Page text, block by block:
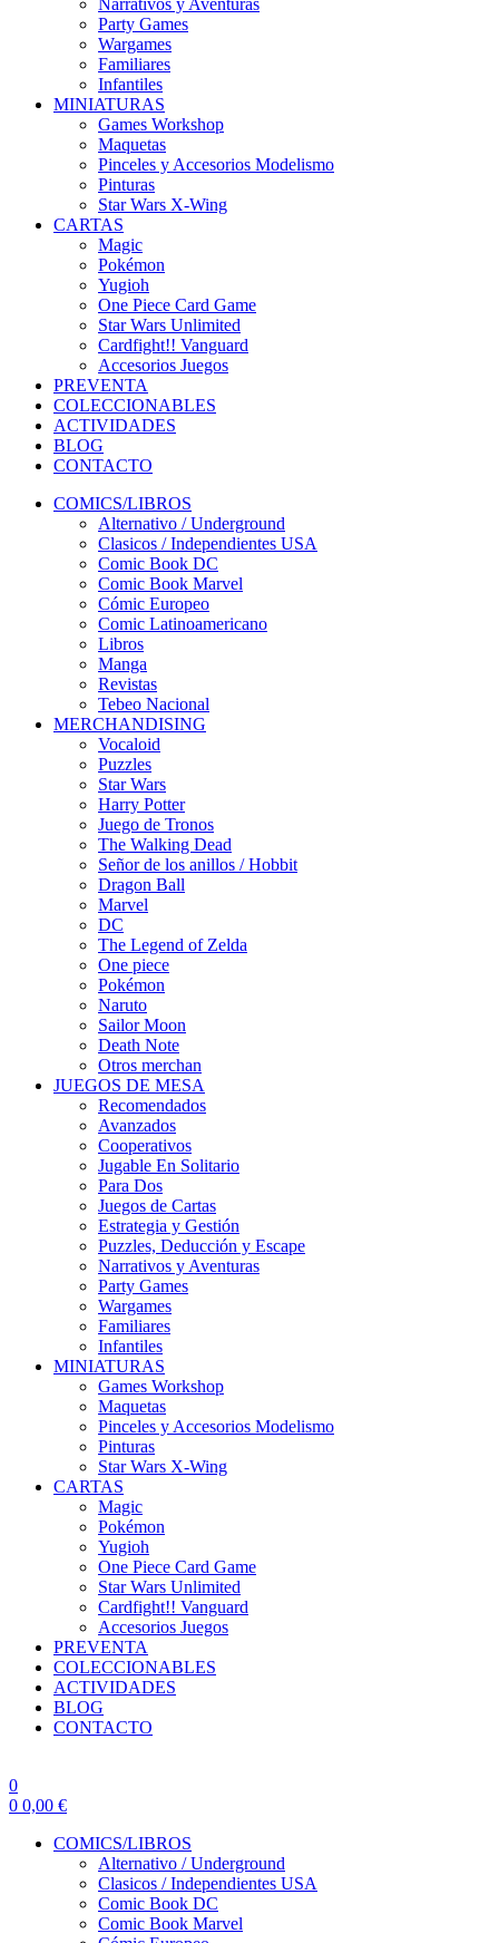
Party Games
Wargames
Familiares
Infantiles
MINIATURAS
Games Workshop
Maquetas
Pinceles y Accesorios Modelismo
Pinturas
Star Wars X-Wing
CARTAS
Magic
Pokémon
Yugioh
One Piece Card Game
Star Wars Unlimited
Cardfight!! Vanguard
Accesorios Juegos
PREVENTA
COLECCIONABLES
ACTIVIDADES
BLOG
CONTACTO
COMICS/LIBROS
Alternativo / Underground
Clasicos / Independientes USA
Comic Book DC
Comic Book Marvel
Cómic Europeo
Comic Latinoamericano
Libros
Manga
Revistas
Tebeo Nacional
MERCHANDISING
Vocaloid
Puzzles
Star Wars
Harry Potter
Juego de Tronos
The Walking Dead
Señor de los anillos / Hobbit
Dragon Ball
Marvel
DC
The Legend of Zelda
One piece
Pokémon
Naruto
Sailor Moon
Death Note
Otros merchan
JUEGOS DE MESA
Recomendados
Avanzados
Cooperativos
Jugable En Solitario
Para Dos
Juegos de Cartas
Estrategia y Gestión
Puzzles, Deducción y Escape
Narrativos y Aventuras
Party Games
Wargames
Familiares
Infantiles
MINIATURAS
Games Workshop
Maquetas
Pinceles y Accesorios Modelismo
Pinturas
Star Wars X-Wing
CARTAS
Magic
Pokémon
Yugioh
One Piece Card Game
Star Wars Unlimited
Cardfight!! Vanguard
Accesorios Juegos
PREVENTA
COLECCIONABLES
ACTIVIDADES
BLOG
CONTACTO
0
0 0,00 €
COMICS/LIBROS
Alternativo / Underground
Clasicos / Independientes USA
Comic Book DC
Comic Book Marvel